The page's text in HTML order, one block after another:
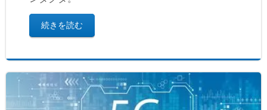
続きを読む